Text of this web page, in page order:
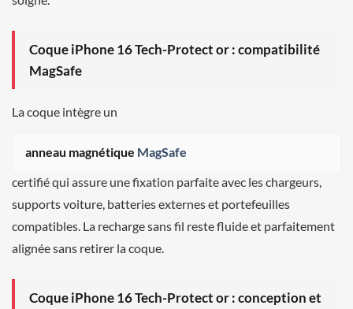
Coque iPhone 16 Tech-Protect or : compatibilité
MagSafe
La coque intègre un
anneau magnétique MagSafe
certifié qui assure une fixation parfaite avec les chargeurs,
supports voiture, batteries externes et portefeuilles
compatibles. La recharge sans fil reste fluide et parfaitement
alignée sans retirer la coque.
Coque iPhone 16 Tech-Protect or : conception et